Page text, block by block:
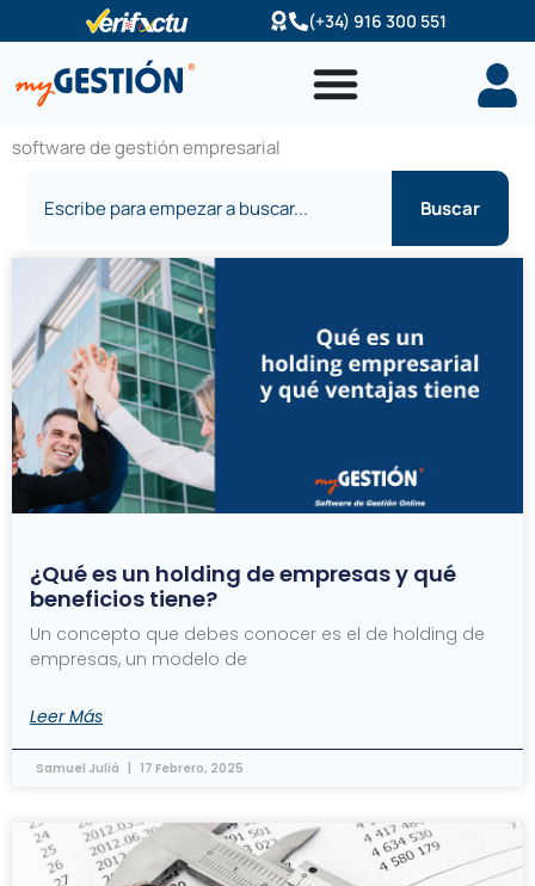
al
contenido
(+34) 916 300 551
software de gestión empresarial
Buscar
¿Qué es un holding de empresas y qué
beneficios tiene?
Un concepto que debes conocer es el de holding de
empresas, un modelo de
Leer Más
Samuel Juliá 17 Febrero, 2025